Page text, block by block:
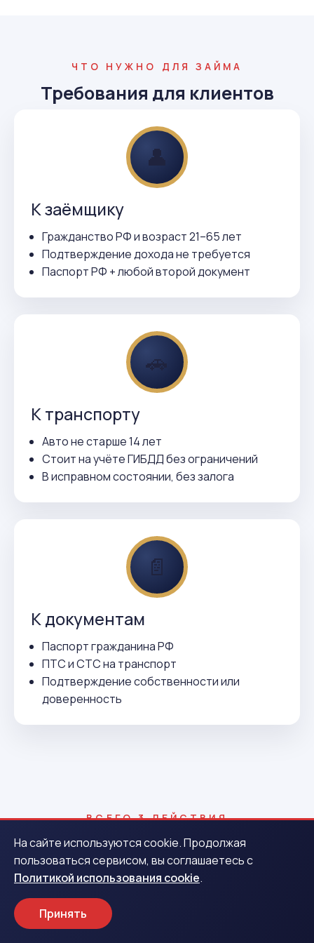
ЧТО НУЖНО ДЛЯ ЗАЙМА
Требования для клиентов
👤
К заёмщику
Гражданство РФ и возраст 21–65 лет
Подтверждение дохода не требуется
Паспорт РФ + любой второй документ
🚗
К транспорту
Авто не старше 14 лет
Стоит на учёте ГИБДД без ограничений
В исправном состоянии, без залога
📄
К документам
Паспорт гражданина РФ
ПТС и СТС на транспорт
Подтверждение собственности или
доверенность
ВСЕГО 3 ДЕЙСТВИЯ
Как получить деньги в Учалах
1
Заявка
На сайте используются cookie. Продолжая
пользоваться сервисом, вы соглашаетесь с
Политикой использования cookie.
Принять